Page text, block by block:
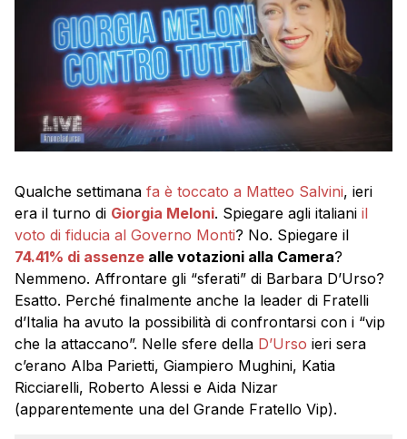
Qualche settimana fa è toccato a Matteo Salvini, ieri
era il turno di Giorgia Meloni. Spiegare agli italiani il
voto di fiducia al Governo Monti? No. Spiegare il
74.41% di assenze alle votazioni alla Camera?
Nemmeno. Affrontare gli “sferati” di Barbara D’Urso?
Esatto. Perché finalmente anche la leader di Fratelli
d’Italia ha avuto la possibilità di confrontarsi con i “vip
che la attaccano”. Nelle sfere della D’Urso ieri sera
c’erano Alba Parietti, Giampiero Mughini, Katia
Ricciarelli, Roberto Alessi e Aida Nizar
(apparentemente una del Grande Fratello Vip).